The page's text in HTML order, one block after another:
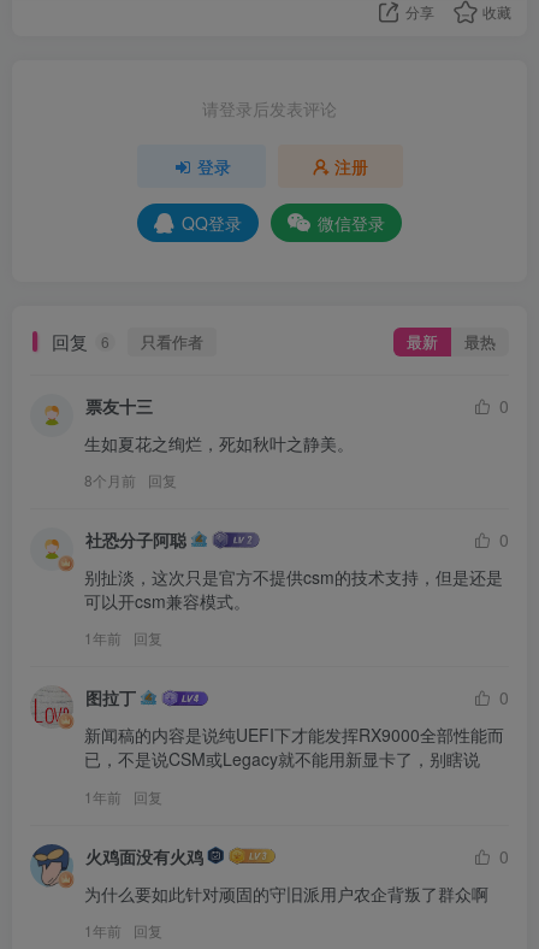
分享 收藏
请登录后发表评论
登录 注册
QQ登录 微信登录
回复 6 只看作者 最新 最热
票友十三
0
生如夏花之绚烂，死如秋叶之静美。
8个月前 回复
社恐分子阿聪
0
别扯淡，这次只是官方不提供csm的技术支持，但是还是
可以开csm兼容模式。
1年前 回复
图拉丁
0
新闻稿的内容是说纯UEFI下才能发挥RX9000全部性能而
已，不是说CSM或Legacy就不能用新显卡了，别瞎说
1年前 回复
火鸡面没有火鸡
0
为什么要如此针对顽固的守旧派用户农企背叛了群众啊
1年前 回复